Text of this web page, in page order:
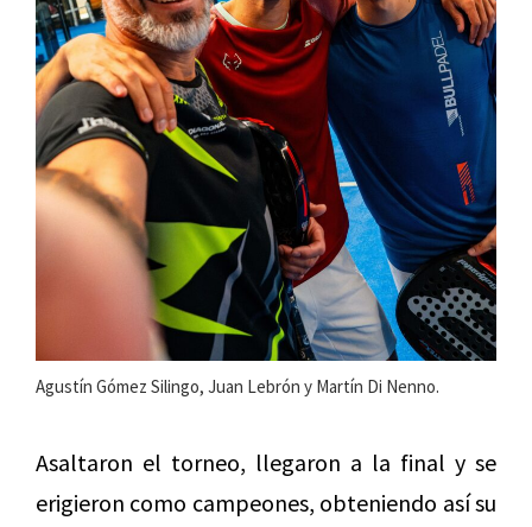
Agustín Gómez Silingo, Juan Lebrón y Martín Di Nenno.
Asaltaron el torneo, llegaron a la final y se
erigieron como campeones, obteniendo así su